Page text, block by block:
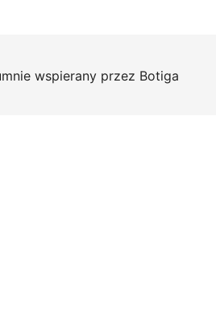
wspierany przez Botiga